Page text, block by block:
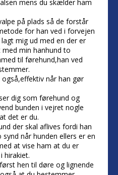
mens du skælder ham
på plads så de forstår
for han ved i forvejen
mig ud med en der er
min hanhund to
til førehund,han ved
når han gør
dig som førehund og
bunden i vejret nogle
det er du.
der skal aflives fordi han
når hunden ellers er en
at vise ham at du er
hirakiet.
hen til døre og lignende